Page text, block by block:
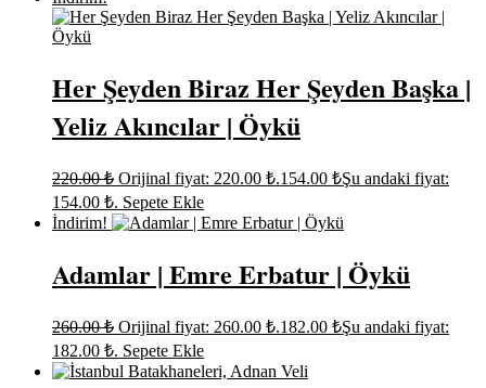
Her Şeyden Biraz Her Şeyden Başka |
Yeliz Akıncılar | Öykü
220.00₺ Orijinal fiyat: 220.00 ₺.154.00 ₺Şu andaki fiyat:
154.00 ₺. Sepete Ekle
İndirim!
Adamlar | Emre Erbatur | Öykü
260.00₺ Orijinal fiyat: 260.00 ₺.182.00 ₺Şu andaki fiyat:
182.00 ₺. Sepete Ekle